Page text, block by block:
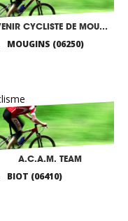
AVENIR CYCLISTE DE MOUGINS
MOUGINS (06250)
A.C.A.M. TEAM
BIOT (06410)